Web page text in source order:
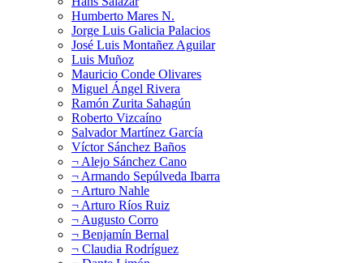
Humberto Mares N.
Jorge Luis Galicia Palacios
José Luis Montañez Aguilar
Luis Muñoz
Mauricio Conde Olivares
Miguel Ángel Rivera
Ramón Zurita Sahagún
Roberto Vizcaíno
Salvador Martínez García
Víctor Sánchez Baños
¬ Alejo Sánchez Cano
¬ Armando Sepúlveda Ibarra
¬ Arturo Nahle
¬ Arturo Ríos Ruiz
¬ Augusto Corro
¬ Benjamín Bernal
¬ Claudia Rodríguez